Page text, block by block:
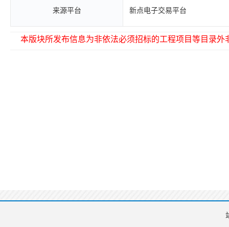
来源平台 新点电子交易平台
本版块所发布信息为非依法必须招标的工程项目等目录